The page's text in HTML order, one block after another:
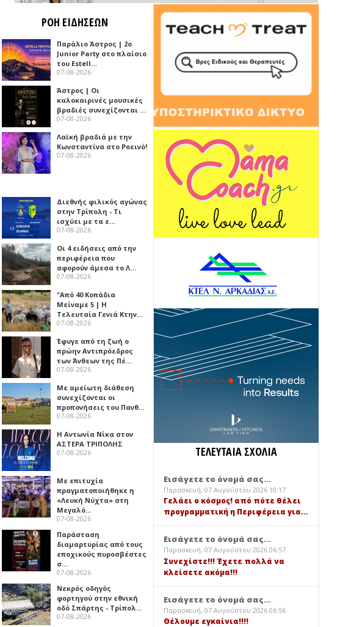
ΡΟΗ ΕΙΔΗΣΕΩΝ
Παράλιο Άστρος | 2ο
Junior Party στο πλαίσιο
του Estell…
07-08-2026
Άστρος | Οι
καλοκαιρινές μουσικές
βραδιές συνεχίζονται …
07-08-2026
Λαϊκή βραδιά με την
Κωνσταντίνα στο Ροεινό!
07-08-2026
Διεθνής φιλικός αγώνας
στην Τρίπολη - Τι
ισχύει με τα ε…
07-08-2026
Οι 4 ειδήσεις από την
περιφέρεια που
αφορούν άμεσα το Λ…
07-08-2026
"Από 40 Κοπάδια
Μείναμε 5 | Η
Τελευταία Γενιά Κτην…
07-08-2026
Έφυγε από τη ζωή ο
πρώην Αντιπρόεδρος
των Άνθεων της Πέ…
07-08-2026
Με αμείωτη διάθεση
συνεχίζονται οι
προπονήσεις του Πανθ…
07-08-2026
Η Αντωνία Νίκα στον
ΑΣΤΕΡΑ ΤΡΙΠΟΛΗΣ
07-08-2026
Με επιτυχία
πραγματοποιήθηκε η
«Λευκή Νύχτα» στη
Μεγαλό…
07-08-2026
Παράσταση
διαμαρτυρίας από τους
εποχικούς πυροσβέστες
σ…
07-08-2026
Νεκρός οδηγός
φορτηγού στην εθνική
οδό Σπάρτης - Τρίπολ…
07-08-2026
ΤΕΛΕΥΤΑΙΑ ΣΧΟΛΙΑ
Εισάγετε το όνομά σας...
Παρασκευή, 07 Αυγούστου 2026 10:17
Γελάει ο κόσμος! από πότε θέλει
προγραμματική η Περιφέρεια για…
Εισάγετε το όνομά σας...
Παρασκευή, 07 Αυγούστου 2026 06:57
Συνεχίστε!!! Έχετε πολλά να
κλείσετε ακόμα!!!
Εισάγετε το όνομά σας...
Παρασκευή, 07 Αυγούστου 2026 06:56
Θέλουμε εγκαίνια!!!!